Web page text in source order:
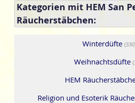
Kategorien mit HEM San
Räucherstäbchen:
Winterdüfte
Weihnachtsdüfte
HEM
Religion und Esoterik